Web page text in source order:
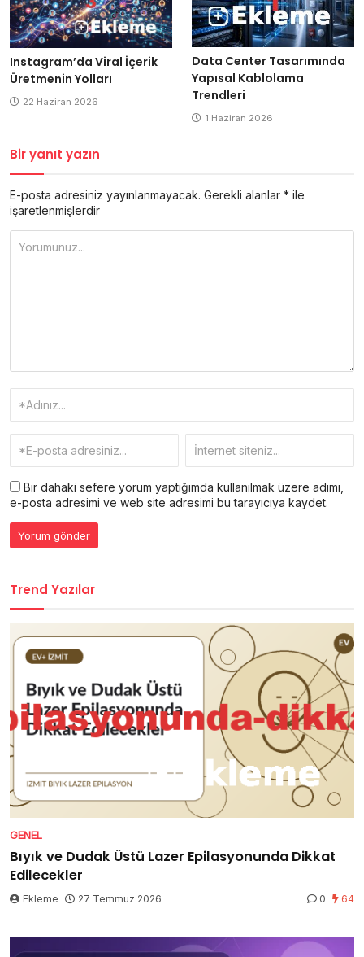
Instagram’da Viral İçerik
Üretmenin Yolları
22 Haziran 2026
Data Center Tasarımında
Yapısal Kablolama
Trendleri
1 Haziran 2026
Bir yanıt yazın
E-posta adresiniz yayınlanmayacak. Gerekli alanlar * ile
işaretlenmişlerdir
Bir dahaki sefere yorum yaptığımda kullanılmak üzere adımı,
e-posta adresimi ve web site adresimi bu tarayıcıya kaydet.
Trend Yazılar
GENEL
Bıyık ve Dudak Üstü Lazer Epilasyonunda Dikkat
Edilecekler
Ekleme 27 Temmuz 2026 0 64